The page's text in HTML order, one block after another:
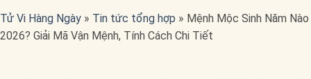
Tử Vi Hàng Ngày » Tin tức tổng hợp » Mệnh Mộc Sinh Năm Nào
2026? Giải Mã Vận Mệnh, Tính Cách Chi Tiết